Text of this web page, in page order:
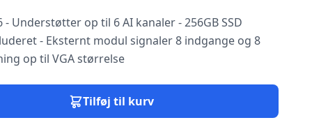
- Understøtter op til 6 AI kanaler - 256GB SSD
- Eksternt modul signaler 8 indgange og 8
op til VGA størrelse
Tilføj til kurv